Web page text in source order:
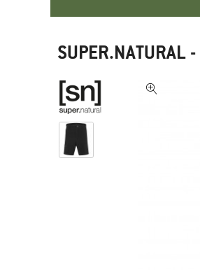
SUPER.NATURAL -